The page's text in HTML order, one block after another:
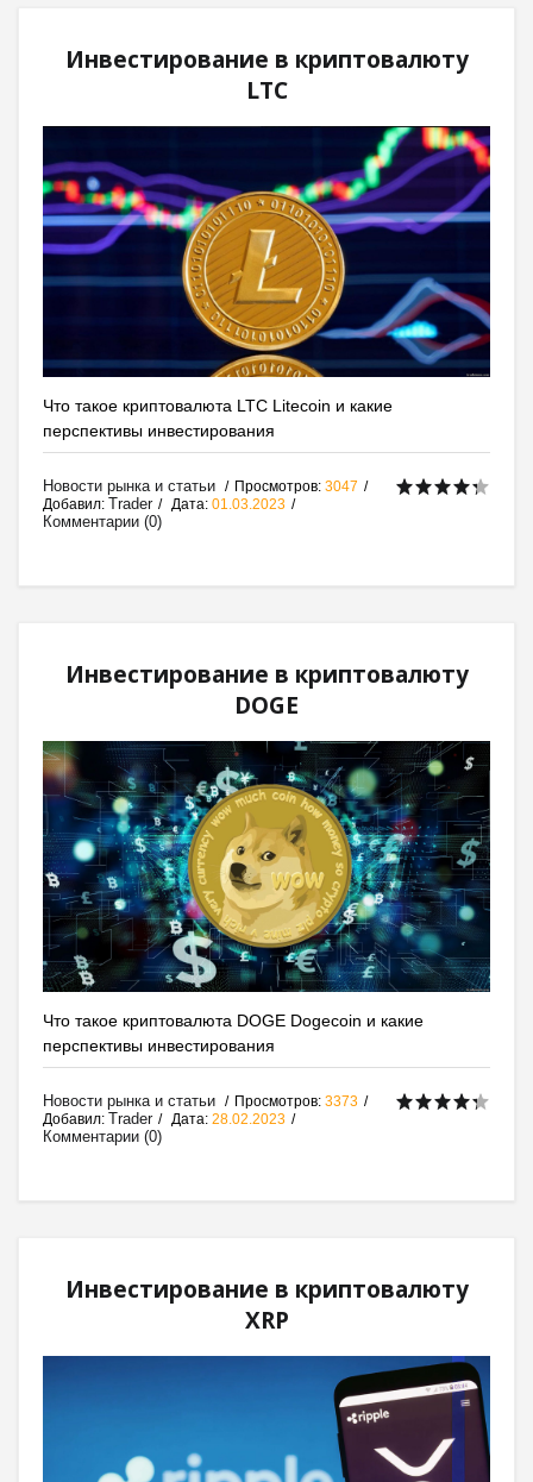
Инвестирование в криптовалюту
LTC
Что такое криптовалюта LTC Litecoin и какие
перспективы инвестирования
Новости рынка и статьи Просмотров: 3047
Добавил: Trader Дата: 01.03.2023
Комментарии (0)
Инвестирование в криптовалюту
DOGE
Что такое криптовалюта DOGE Dogecoin и какие
перспективы инвестирования
Новости рынка и статьи Просмотров: 3373
Добавил: Trader Дата: 28.02.2023
Комментарии (0)
Инвестирование в криптовалюту
XRP